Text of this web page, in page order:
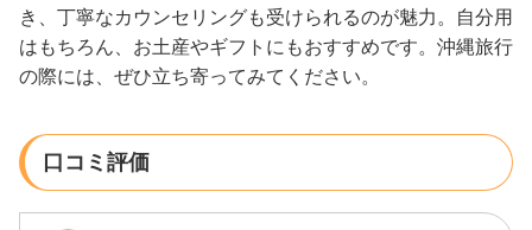
き、丁寧なカウンセリングも受けられるのが魅力。自分用
はもちろん、お土産やギフトにもおすすめです。沖縄旅行
の際には、ぜひ立ち寄ってみてください。
口コミ評価